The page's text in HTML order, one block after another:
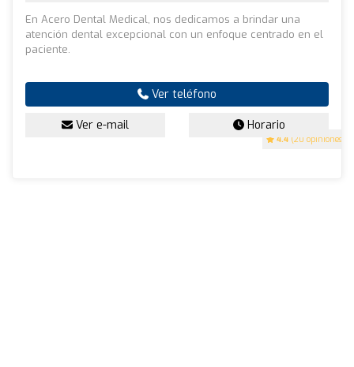
4.4 (20 opiniones)
En Acero Dental Medical, nos dedicamos a brindar una
atención dental excepcional con un enfoque centrado en el
paciente.
Ver teléfono
Ver e-mail Horario